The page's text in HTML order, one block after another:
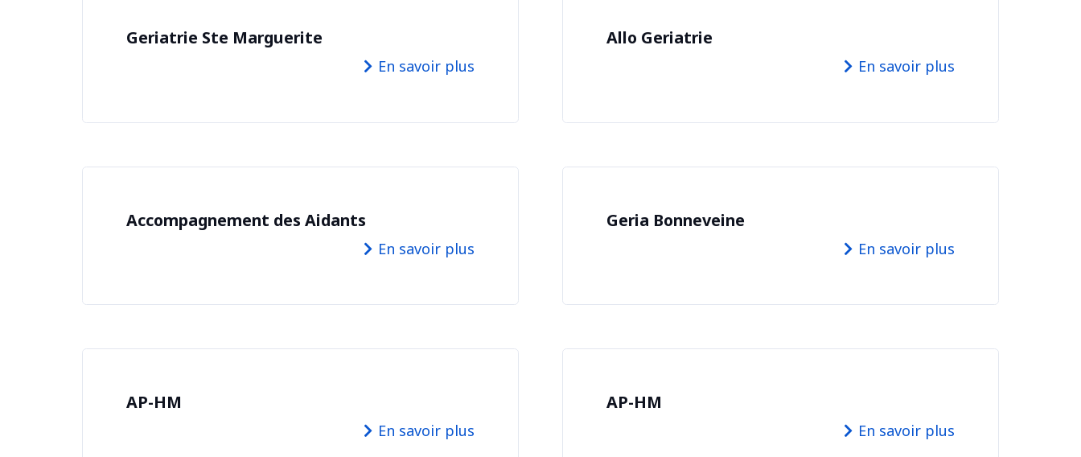
Geriatrie Ste Marguerite
En savoir plus
Allo Geriatrie
En savoir plus
Accompagnement des Aidants
En savoir plus
Geria Bonneveine
En savoir plus
AP-HM
En savoir plus
AP-HM
En savoir plus